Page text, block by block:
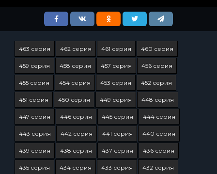
463 серия 462 серия 461 серия 460 серия
459 серия 458 серия 457 серия 456 серия
455 серия 454 серия 453 серия 452 серия
451 серия 450 серия 449 серия 448 серия
447 серия 446 серия 445 серия 444 серия
443 серия 442 серия 441 серия 440 серия
439 серия 438 серия 437 серия 436 серия
435 серия 434 серия 433 серия 432 серия